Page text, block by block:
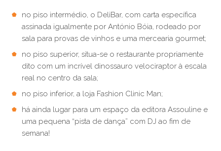
no piso intermédio, o DeliBar, com carta específica
assinada igualmente por António Bóia, rodeado por
sala para provas de vinhos e uma mercearia gourmet;
no piso superior, situa-se o restaurante propriamente
dito com um incrível dinossauro velociraptor à escala
real no centro da sala;
no piso inferior, a loja Fashion Clinic Man;
há ainda lugar para um espaço da editora Assouline e
uma pequena “pista de dança” com DJ ao fim de
semana!